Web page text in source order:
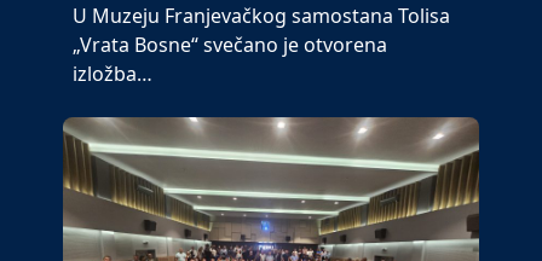
U Muzeju Franjevačkog samostana Tolisa
„Vrata Bosne“ svečano je otvorena
izložba…